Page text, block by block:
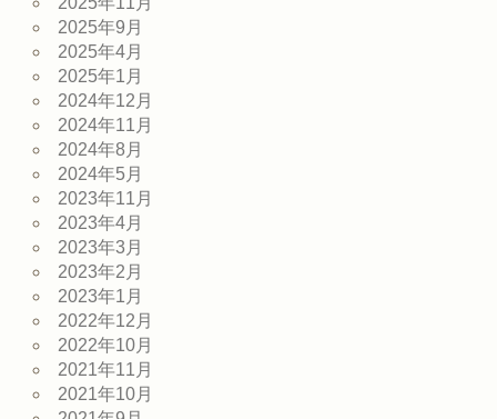
2025年9月
2025年4月
2025年1月
2024年12月
2024年11月
2024年8月
2024年5月
2023年11月
2023年4月
2023年3月
2023年2月
2023年1月
2022年12月
2022年10月
2021年11月
2021年10月